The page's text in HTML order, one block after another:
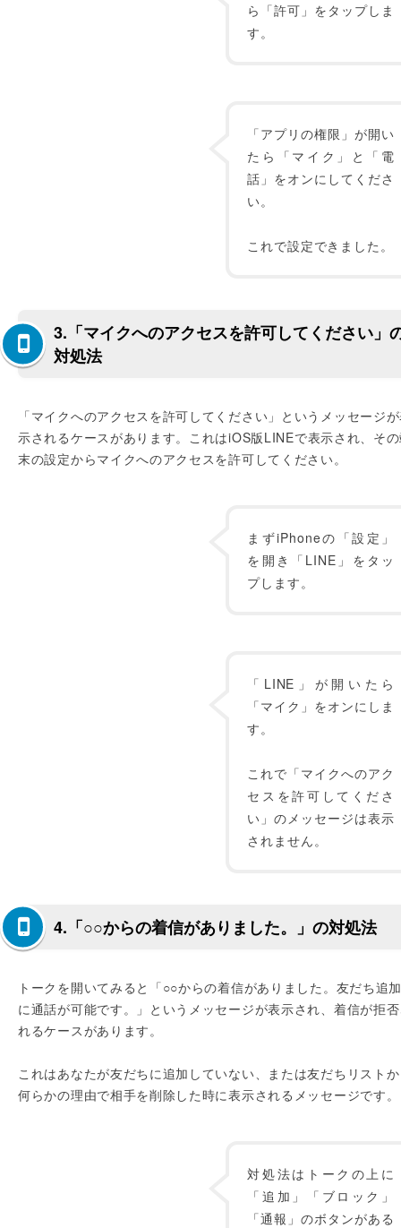
ら「許可」をタップしま
す。
「アプリの権限」が開い
たら「マイク」と「電
話」をオンにしてくださ
い。
これで設定できました。
3.「マイクへのアクセスを許可してください」
対処法
「マイクへのアクセスを許可してください」というメッセージ
示されるケースがあります。これはiOS版LINEで表示され、そ
末の設定からマイクへのアクセスを許可してください。
まずiPhoneの「設定」
を開き「LINE」をタッ
プします。
「LINE」が開いたら
「マイク」をオンにしま
す。
これで「マイクへのアク
セスを許可してくださ
い」のメッセージは表示
されません。
4.「○○からの着信がありました。」の対処法
トークを開いてみると「○○からの着信がありました。友だち追
に通話が可能です。」というメッセージが表示され、着信が拒
れるケースがあります。
これはあなたが友だちに追加していない、または友だちリスト
何らかの理由で相手を削除した時に表示されるメッセージです。
対処法はトークの上に
「追加」「ブロック」
「通報」のボタンがある